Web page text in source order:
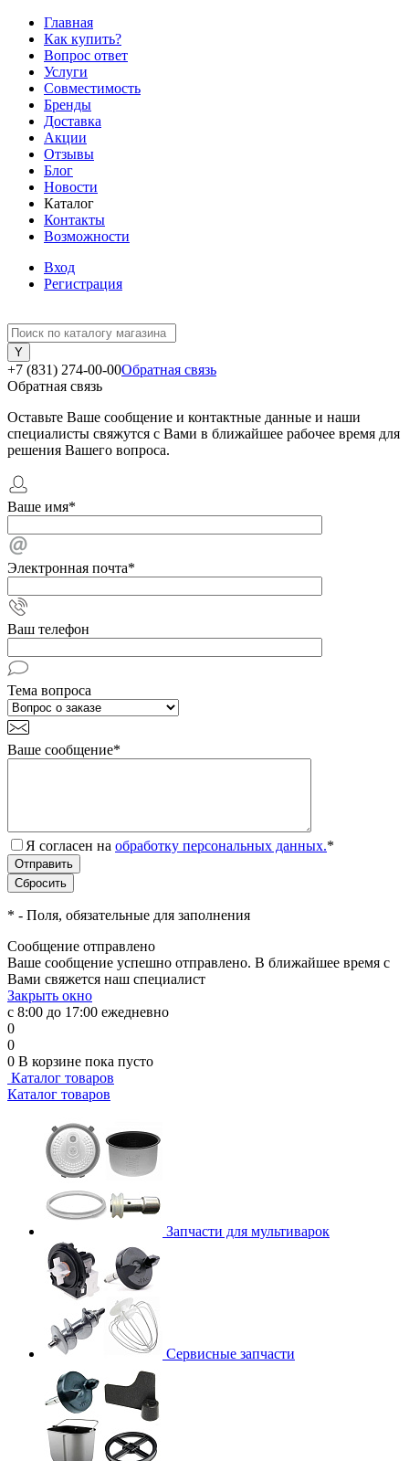
Главная
Как купить?
Вопрос ответ
Услуги
Совместимость
Бренды
Доставка
Акции
Отзывы
Блог
Новости
Каталог
Контакты
Возможности
Вход
Регистрация
+7 (831) 274-00-00Обратная связь
Обратная связь
Оставьте Ваше сообщение и контактные данные и наши
специалисты свяжутся с Вами в ближайшее рабочее время для
решения Вашего вопроса.
Ваше имя*
Электронная почта*
Ваш телефон
Тема вопроса
Ваше сообщение*
Я согласен на обработку персональных данных.*
* - Поля, обязательные для заполнения
Сообщение отправлено
Ваше сообщение успешно отправлено. В ближайшее время с
Вами свяжется наш специалист
Закрыть окно
с 8:00 до 17:00 ежедневно
0
0
0 В корзине пока пусто
Каталог товаров
Каталог товаров
Запчасти для мультиварок
Сервисные запчасти